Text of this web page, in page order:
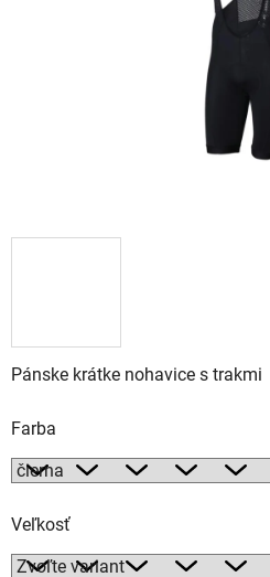
Pánske krátke nohavice s trakmi
Farba
Veľkosť